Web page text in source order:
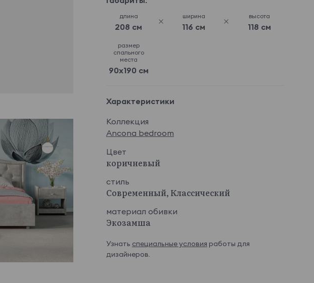
длина
208 см
ширина
116 см
высота
118 см
размер
спального
места
90x190 см
Характеристики
Коллекция
Ancona bedroom
Цвет
коричневый
стиль
Современный, Классический
материал обивки
Экозамша
Узнать специальные условия работы для
дизайнеров.